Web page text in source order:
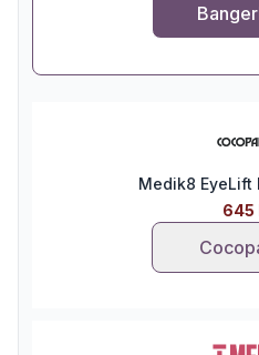
Medik8 EyeLift
645